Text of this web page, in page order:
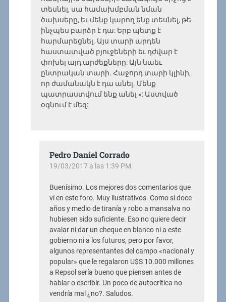
տեսնել, սա համախմբման նման
ծախսերը, եւ մենք կարող ենք տեսնել, թե
ինչպես բարձր է դա: Երբ պետք է
հարմարեցնել. Այս տարի արդեն
հաստատված բյուջեների եւ դժվար է
փոխել այդ արժեքները: Այն նաեւ
ընտրական տարի. Հաջորդ տարի կլինի,
որ ժամանակն է դա անել. Մենք
պատրաստվում ենք անել »: Աստված
օգնում է մեզ:
Pedro Daniel Corrado
19/03/2017 a las 1:39 PM
Buenísimo. Los mejores dos comentarios que
ví en este foro. Muy ilustrativos. Como si doce
años y medio de tiranía y robo a mansalva no
hubiesen sido suficiente. Eso no quiere decir
avalar ni dar un cheque en blanco ni a este
gobierno ni a los futuros, pero por favor,
algunos representantes del campo «nacional y
popular» que le regalaron U$S 10.000 millones
a Repsol sería bueno que piensen antes de
hablar o escribir. Un poco de autocrítica no
vendría mal ¿no?. Saludos.